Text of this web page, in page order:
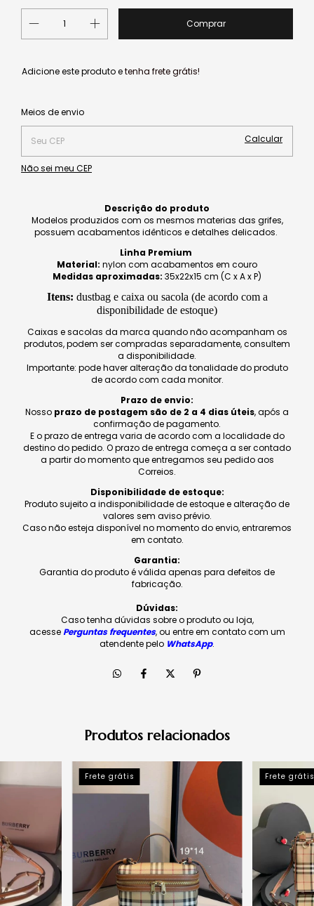
Adicione este produto etenha frete grátis!
Entregas para o CEP:
Meios de envio
Calcular
Não sei meu CEP
Descrição do produto
Modelos produzidos com os mesmos materias das grifes,
possuem acabamentos idênticos e detalhes delicados.
Linha Premium
Material: nylon com acabamentos em couro
Medidas aproximadas: 35x22x15 cm (C x A x P)
Itens: dustbag e caixa ou sacola (de acordo com a
disponibilidade de estoque)
Caixas e sacolas da marca quando não acompanham os
produtos, podem ser compradas separadamente, consultem
a disponibilidade.
Importante: pode haver alteração da tonalidade do produto
de acordo com cada monitor.
Prazo de envio:
Nosso prazo de postagem são de 2 a 4 dias úteis, após a
confirmação de pagamento.
E o prazo de entrega varia de acordo com a localidade do
destino do pedido. O prazo de entrega começa a ser contado
a partir do momento que entregamos seu pedido aos
Correios.
Disponibilidade de estoque:
Produto sujeito a indisponibilidade de estoque e alteração de
valores sem aviso prévio.
Caso não esteja disponível no momento do envio, entraremos
em contato.
Garantia:
Garantia do produto é válida apenas para defeitos de
fabricação.
Dúvidas:
Caso tenha dúvidas sobre o produto ou loja,
acessePerguntas frequentes, ou entre em contato com um
atendente pelo WhatsApp.
Produtos relacionados
Frete grátis Frete